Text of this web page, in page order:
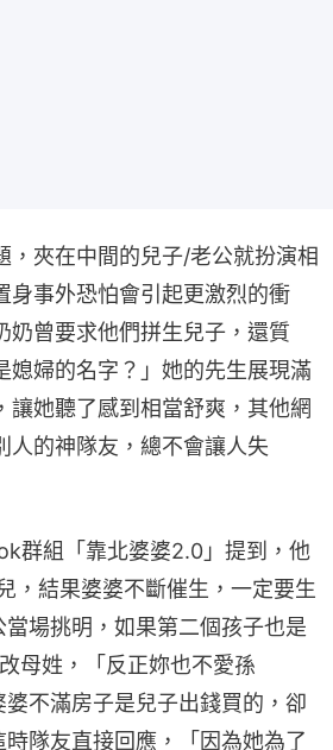
，夾在中間的兒子/老公就扮演相
身事外恐怕會引起更激烈的衝
奶曾要求他們拼生兒子，還質
媳婦的名字？」她的先生展現滿
讓她聽了感到相當舒爽，其他網
人的神隊友，總不會讓人失
群組「靠北婆婆2.0」提到，他
，結果婆婆不斷催生，一定要生
場挑明，如果第二個孩子也是
母姓，「反正妳也不愛孫
不滿房子是兒子出錢買的，卻
隊友直接回應，「因為她為了